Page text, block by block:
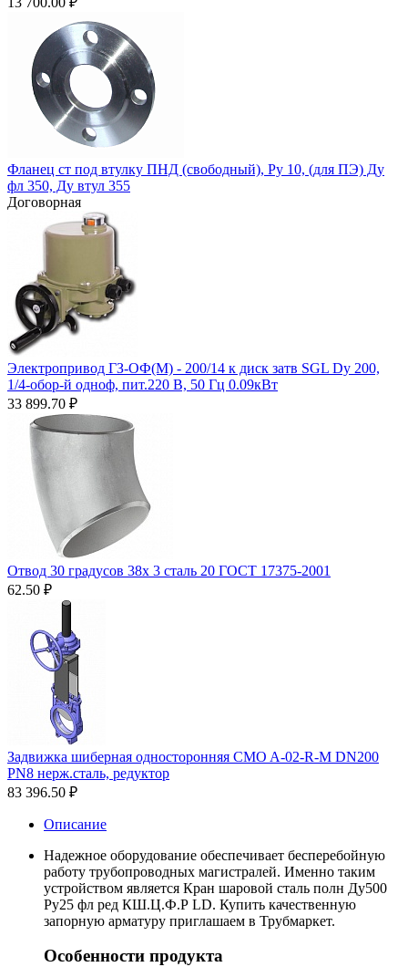
Фланец ст под втулку ПНД (свободный), Ру 10, (для ПЭ) Ду
фл 350, Ду втул 355
Договорная
Электропривод ГЗ-ОФ(М) - 200/14 к диск затв SGL Dy 200,
1/4-обор-й одноф, пит.220 В, 50 Гц 0.09кВт
33 899.70 ₽
Отвод 30 градусов 38х 3 сталь 20 ГОСТ 17375-2001
62.50 ₽
Задвижка шиберная односторонняя CMO A-02-R-М DN200
PN8 нерж.сталь, редуктор
83 396.50 ₽
Описание
Надежное оборудование обеспечивает бесперебойную
работу трубопроводных магистралей. Именно таким
устройством является Кран шаровой сталь полн Ду500
Ру25 фл ред КШ.Ц.Ф.Р LD. Купить качественную
запорную арматуру приглашаем в Трубмаркет.
Особенности продукта